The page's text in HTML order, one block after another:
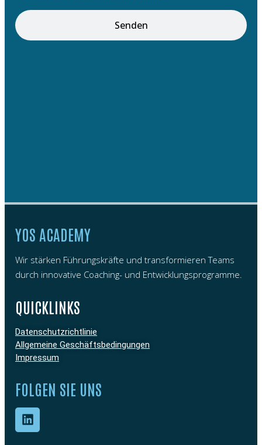
Senden
YOS ACADEMY
Wir stärken Führungskräfte und transformieren Teams
durch innovative Coaching- und Entwicklungsprogramme.
QUICKLINKS
Datenschutzrichtlinie
Allgemeine Geschäftsbedingungen
Impressum
FOLGEN SIE UNS